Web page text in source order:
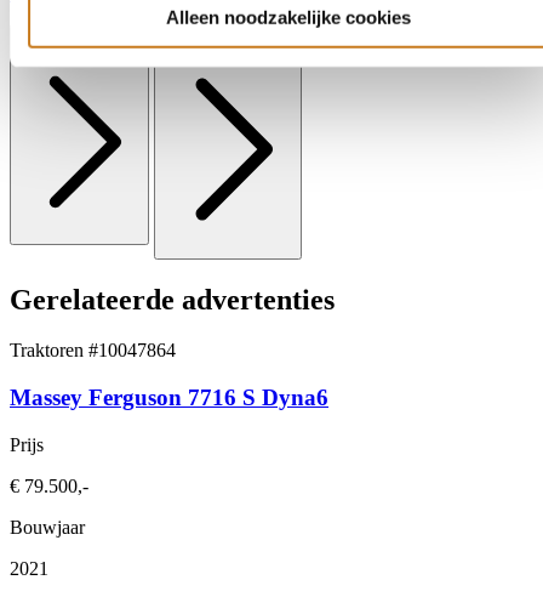
Alleen noodzakelijke cookies
Gerelateerde advertenties
Traktoren #10047864
Massey Ferguson 7716 S Dyna6
Prijs
€ 79.500,-
Bouwjaar
2021